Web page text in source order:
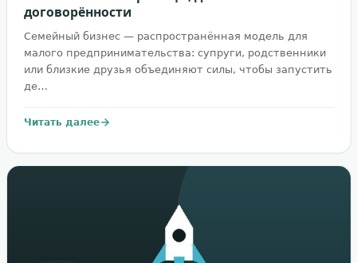
договорённости
Семейный бизнес — распространённая модель для
малого предпринимательства: супруги, родственники
или близкие друзья объединяют силы, чтобы запустить
де…
Читать далее